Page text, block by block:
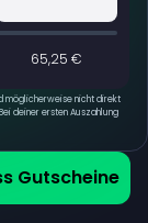
Gutscheine
65,25 €
möglicherweise nicht direkt
deiner ersten Auszahlung